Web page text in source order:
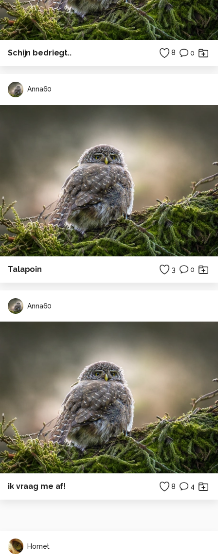
Schijn bedriegt.. 8 0
Anna60
Talapoin 3 0
Anna60
ik vraag me af! 8 4
Hornet